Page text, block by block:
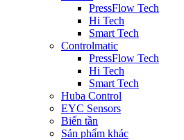
PressFlow Tech
Hi Tech
Smart Tech
Controlmatic
PressFlow Tech
Hi Tech
Smart Tech
Huba Control
EYC Sensors
Biến tần
Sản phẩm khác